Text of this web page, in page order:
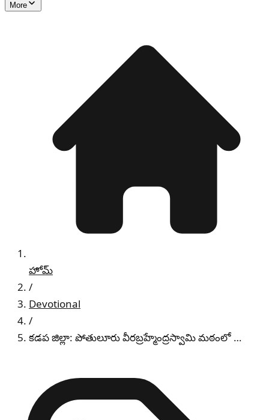
More
హోమ్
/
Devotional
/
కడప జిల్లా: పోతులూరు వీరబ్రహ్మేంద్రస్వామి మఠంలో …